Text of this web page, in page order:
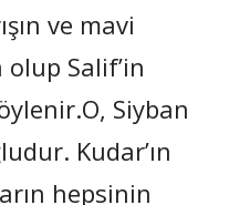
ve mavi
Salif’in
Siyban
Kudar’ın
hepsinin